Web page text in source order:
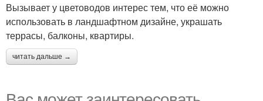
Вызывает у цветоводов интерес тем, что её можно
использовать в ландшафтном дизайне, украшать
террасы, балконы, квартиры.
читать дальше →